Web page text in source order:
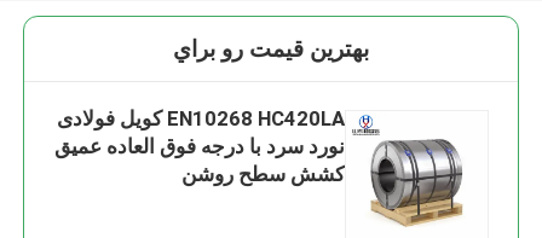
بهترين قيمت رو براي
EN10268 HC420LA کویل فولادی
نورد سرد با درجه فوق العاده عمیق
کشش سطح روشن